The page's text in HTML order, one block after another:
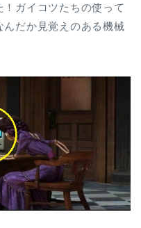
ガイコツたちの使って
だか見覚えのある機械